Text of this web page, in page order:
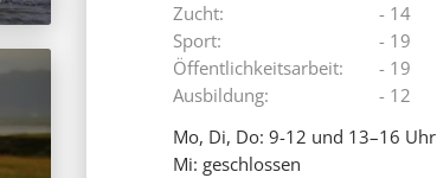
Zucht:
Sport:
Öffentlichkeitsarbeit:
Ausbildung:
- 14
- 19
- 19
- 12
Mo, Di, Do: 9-12 und 13–16 Uhr
Mi: geschlossen